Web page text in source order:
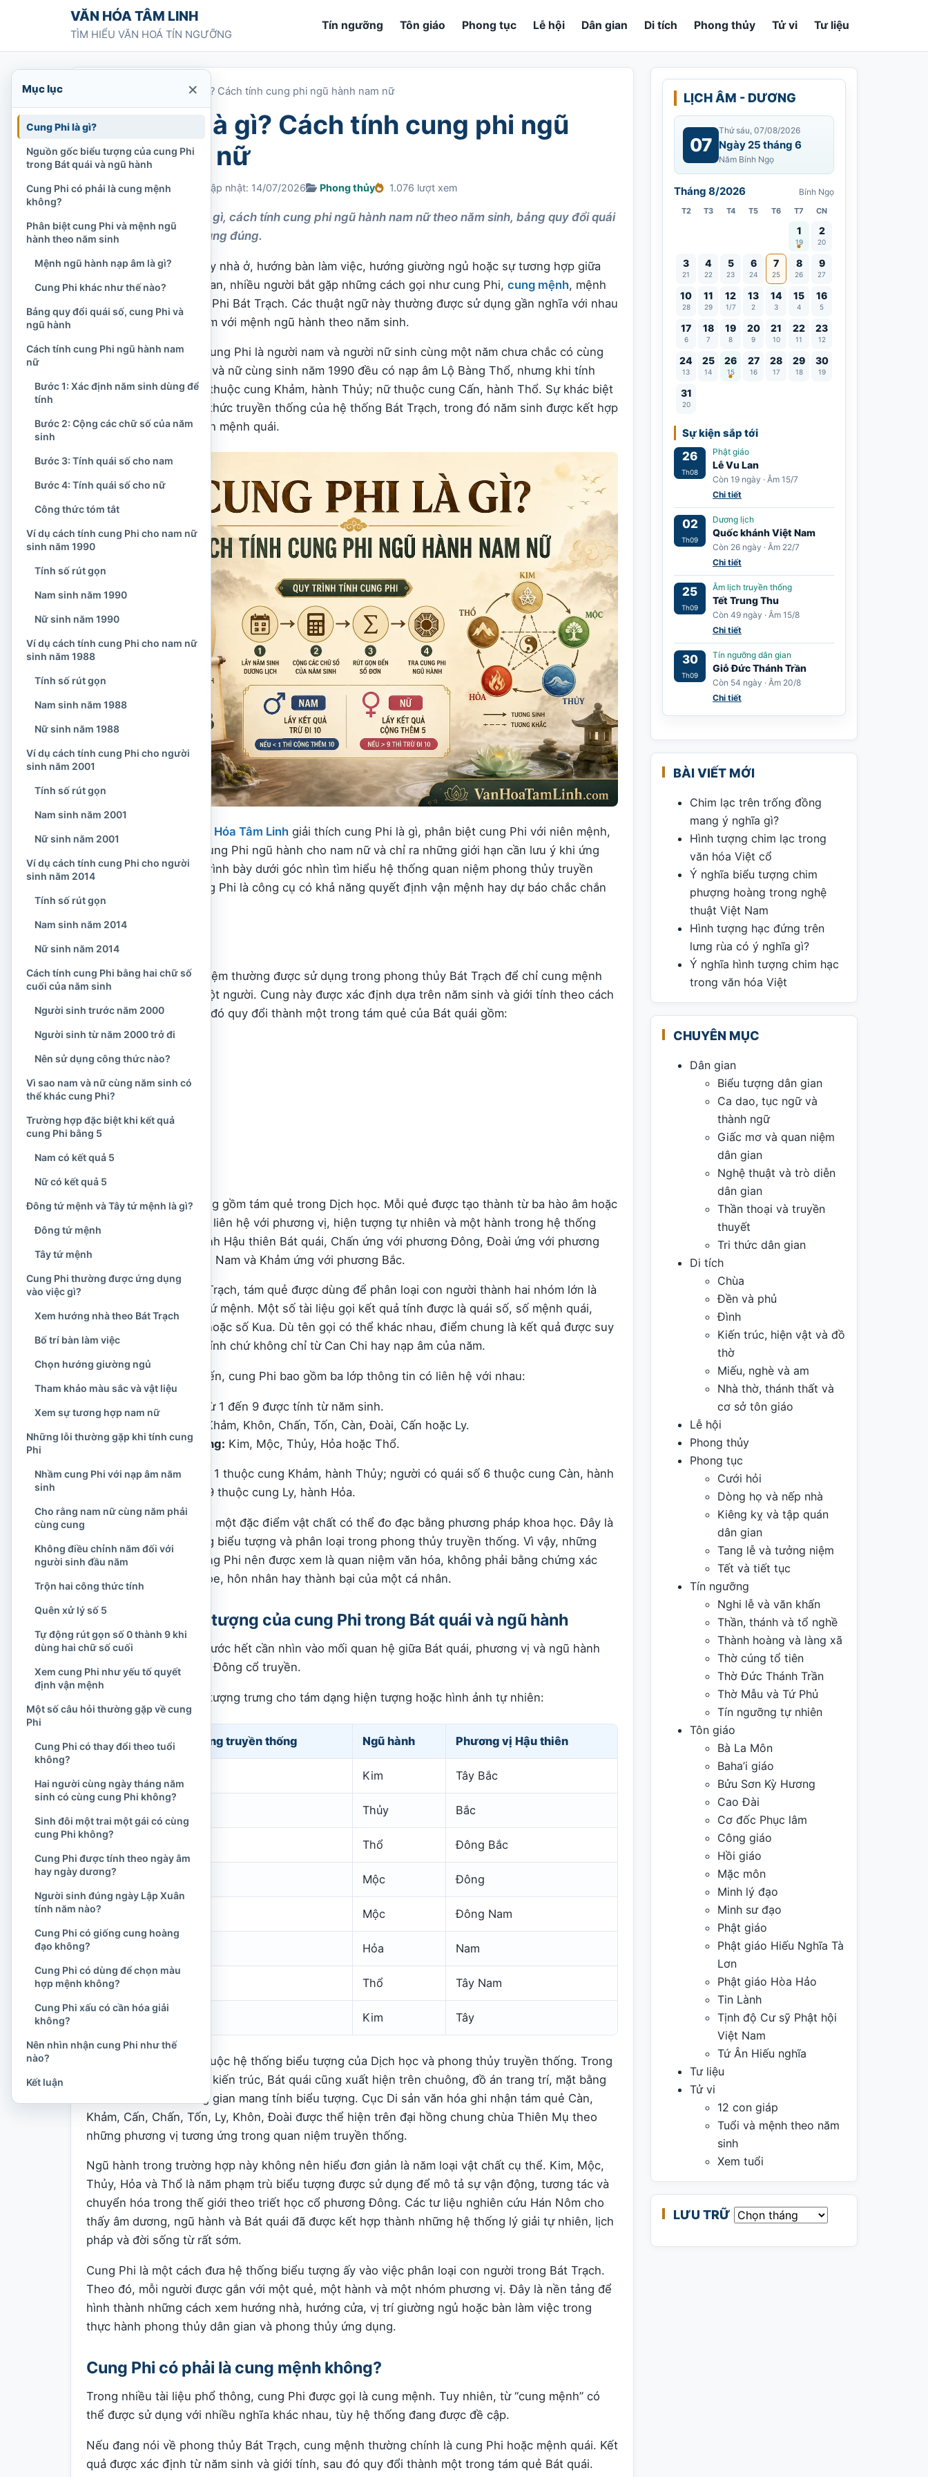
Chuyển tới nội dungVĂN HÓA TÂM LINH
TÌM HIỂU VĂN HOÁ TÍN NGƯỠNG
Tín ngưỡng Tôn giáo Phong tục Lễ hội Dân gian Di tích Phong thủy Tử vi Tư liệu
Cung Phi là gì? Cách tính cung phi ngũ hành nam nữ
Cung Phi là gì? Cách tính cung phi ngũ
hành nam nữ
Chi Tran 07/12/2021 Cập nhật: 14/07/2026 Phong thủy 1.076 lượt xem
Tìm hiểu cung phi là gì, cách tính cung phi ngũ hành nam nữ theo năm sinh, bảng quy đổi quái
số và lưu ý khi áp dụng đúng.
Khi tìm hiểu phong thủy nhà ở, hướng bàn làm việc, hướng giường ngủ hoặc sự tương hợp giữa
con người với không gian, nhiều người bắt gặp những cách gọi như cung Phi, cung mệnh, mệnh
quái, quái số hay cung Phi Bát Trạch. Các thuật ngữ này thường được sử dụng gần nghĩa với nhau
nhưng lại rất dễ bị nhầm với mệnh ngũ hành theo năm sinh.
Điểm đáng chú ý của cung Phi là người nam và người nữ sinh cùng một năm chưa chắc có cùng
cung. Chẳng hạn, nam và nữ cùng sinh năm 1990 đều có nạp âm Lộ Bàng Thổ, nhưng khi tính
theo cung Phi thì nam thuộc cung Khảm, hành Thủy; nữ thuộc cung Cấn, hành Thổ. Sự khác biệt
này xuất phát từ công thức truyền thống của hệ thống Bát Trạch, trong đó năm sinh được kết hợp
với giới tính để xác định mệnh quái.
Văn Hóa Tâm Linh giải thích cung Phi là gì, phân biệt cung Phi với niên mệnh,
hướng dẫn cách tính cung Phi ngũ hành cho nam nữ và chỉ ra những giới hạn cần lưu ý khi ứng
dụng. Nội dung được trình bày dưới góc nhìn tìm hiểu hệ thống quan niệm phong thủy truyền
thống, không xem cung Phi là công cụ có khả năng quyết định vận mệnh hay dự báo chắc chắn
tương lai.
Cung Phi là gì?
Cung Phi là một khái niệm thường được sử dụng trong phong thủy Bát Trạch để chỉ cung mệnh
hoặc mệnh quái của một người. Cung này được xác định dựa trên năm sinh và giới tính theo cách
tính truyền thống, sau đó quy đổi thành một trong tám quẻ của Bát quái gồm:
Càn
Khảm
Cấn
Chấn
Tốn
Bát quái vốn là hệ thống gồm tám quẻ trong Dịch học. Mỗi quẻ được tạo thành từ ba hào âm hoặc
dương, đồng thời được liên hệ với phương vị, hiện tượng tự nhiên và một hành trong hệ thống
ngũ hành. Trong đồ hình Hậu thiên Bát quái, Chấn ứng với phương Đông, Đoài ứng với phương
Tây, Ly ứng với phương Nam và Khảm ứng với phương Bắc.
Khi ứng dụng vào Bát Trạch, tám quẻ được dùng để phân loại con người thành hai nhóm lớn là
Đông tứ mệnh và Tây tứ mệnh. Một số tài liệu gọi kết quả tính được là quái số, số mệnh quái,
cung mệnh Bát Trạch hoặc số Kua. Dù tên gọi có thể khác nhau, điểm chung là kết quả được suy
ra từ năm sinh và giới tính chứ không chỉ từ Can Chi hay nạp âm của năm.
Theo cách hiểu phổ biến, cung Phi bao gồm ba lớp thông tin có liên hệ với nhau:
Quái số: Một số từ 1 đến 9 được tính từ năm sinh.
Khảm, Khôn, Chấn, Tốn, Càn, Đoài, Cấn hoặc Ly.
Ngũ hành của cung: Kim, Mộc, Thủy, Hỏa hoặc Thổ.
Ví dụ, người có quái số 1 thuộc cung Khảm, hành Thủy; người có quái số 6 thuộc cung Càn, hành
Kim; người có quái số 9 thuộc cung Ly, hành Hỏa.
Cung Phi không phải là một đặc điểm vật chất có thể đo đạc bằng phương pháp khoa học. Đây là
sản phẩm của hệ thống biểu tượng và phân loại trong phong thủy truyền thống. Vì vậy, những
nhận định dựa trên cung Phi nên được xem là quan niệm văn hóa, không phải bằng chứng xác
định tính cách, sức khỏe, hôn nhân hay thành bại của một cá nhân.
Nguồn gốc biểu tượng của cung Phi trong Bát quái và ngũ hành
Muốn hiểu cung Phi, trước hết cần nhìn vào mối quan hệ giữa Bát quái, phương vị và ngũ hành
trong tư tưởng phương Đông cổ truyền.
Bát quái gồm tám quẻ tượng trưng cho tám dạng hiện tượng hoặc hình ảnh tự nhiên:
Cung Hình tượng truyền thống Ngũ hành Phương vị Hậu thiên
Kim Tây Bắc
Thủy Bắc
Cấn Thổ Đông Bắc
Chấn Mộc Đông
Tốn Mộc Đông Nam
Hỏa Nam
Khôn Thổ Tây Nam
Kim Tây
Các mối liên hệ trên thuộc hệ thống biểu tượng của Dịch học và phong thủy truyền thống. Trong
nghiên cứu văn hóa và kiến trúc, Bát quái cũng xuất hiện trên chuông, đồ án trang trí, mặt bằng
kiến trúc và các không gian mang tính biểu tượng. Cục Di sản văn hóa ghi nhận tám quẻ Càn,
Khảm, Cấn, Chấn, Tốn, Ly, Khôn, Đoài được thể hiện trên đại hồng chung chùa Thiên Mụ theo
những phương vị tương ứng trong quan niệm truyền thống.
Ngũ hành trong trường hợp này không nên hiểu đơn giản là năm loại vật chất cụ thể. Kim, Mộc,
Thủy, Hỏa và Thổ là năm phạm trù biểu tượng được sử dụng để mô tả sự vận động, tương tác và
chuyển hóa trong thế giới theo triết học cổ phương Đông. Các tư liệu nghiên cứu Hán Nôm cho
thấy âm dương, ngũ hành và Bát quái đã được kết hợp thành những hệ thống lý giải tự nhiên, lịch
pháp và đời sống từ rất sớm.
Cung Phi là một cách đưa hệ thống biểu tượng ấy vào việc phân loại con người trong Bát Trạch.
Theo đó, mỗi người được gắn với một quẻ, một hành và một nhóm phương vị. Đây là nền tảng để
hình thành những cách xem hướng nhà, hướng cửa, vị trí giường ngủ hoặc bàn làm việc trong
thực hành phong thủy dân gian và phong thủy ứng dụng.
Cung Phi có phải là cung mệnh không?
Trong nhiều tài liệu phổ thông, cung Phi được gọi là cung mệnh. Tuy nhiên, từ “cung mệnh” có
thể được sử dụng với nhiều nghĩa khác nhau, tùy hệ thống đang được đề cập.
Nếu đang nói về phong thủy Bát Trạch, cung mệnh thường chính là cung Phi hoặc mệnh quái. Kết
quả được xác định từ năm sinh và giới tính, sau đó quy đổi thành một trong tám quẻ Bát quái.
LỊCH ÂM - DƯƠNG
07
Thứ sáu, 07/08/2026
Ngày 25 tháng 6
Năm Bính Ngọ
Tháng 8/2026 Bính Ngọ
T2 T3 T4 T5 T6 T7 CN
1
19
Vía Quán Thế Âm thành đạo
2
20
3
21
4
22
5
23
6
24
7
25
8
26
9
27
10
28
11
29
12
1/7
13
2
14
3
15
4
16
5
17
6
18
7
19
8
20
9
21
10
22
11
23
12
24
13
25
14
26
15
Lễ Vu Lan
27
16
28
17
29
18
30
19
31
20
Sự kiện sắp tới
26
Th08
Phật giáo
Lễ Vu Lan
Còn 19 ngày · Âm 15/7
Chi tiết
02
Th09
Dương lịch
Quốc khánh Việt Nam
Còn 26 ngày · Âm 22/7
Chi tiết
25
Th09
Âm lịch truyền thống
Tết Trung Thu
Còn 49 ngày · Âm 15/8
Chi tiết
30
Th09
Tín ngưỡng dân gian
Giỗ Đức Thánh Trần
Còn 54 ngày · Âm 20/8
Chi tiết
BÀI VIẾT MỚI
Chim lạc trên trống đồng
mang ý nghĩa gì?
Hình tượng chim lạc trong
văn hóa Việt cổ
Ý nghĩa biểu tượng chim
phượng hoàng trong nghệ
thuật Việt Nam
Hình tượng hạc đứng trên
lưng rùa có ý nghĩa gì?
Ý nghĩa hình tượng chim hạc
trong văn hóa Việt
CHUYÊN MỤC
Dân gian
Biểu tượng dân gian
Ca dao, tục ngữ và
thành ngữ
Giấc mơ và quan niệm
dân gian
Nghệ thuật và trò diễn
dân gian
Thần thoại và truyền
thuyết
Tri thức dân gian
Di tích
Chùa
Đền và phủ
Đình
Kiến trúc, hiện vật và đồ
thờ
Miếu, nghè và am
Nhà thờ, thánh thất và
cơ sở tôn giáo
Lễ hội
Phong thủy
Phong tục
Cưới hỏi
Dòng họ và nếp nhà
Kiêng kỵ và tập quán
dân gian
Tang lễ và tưởng niệm
Tết và tiết tục
Tín ngưỡng
Nghi lễ và văn khấn
Thần, thánh và tổ nghề
Thành hoàng và làng xã
Thờ cúng tổ tiên
Thờ Đức Thánh Trần
Thờ Mẫu và Tứ Phủ
Tín ngưỡng tự nhiên
Tôn giáo
Bà La Môn
Baha’i giáo
Bửu Sơn Kỳ Hương
Cao Đài
Cơ đốc Phục lâm
Công giáo
Hồi giáo
Mặc môn
Minh lý đạo
Minh sư đạo
Phật giáo
Phật giáo Hiếu Nghĩa Tà
Lơn
Phật giáo Hòa Hảo
Tin Lành
Tịnh độ Cư sỹ Phật hội
Việt Nam
Tứ Ân Hiếu nghĩa
Tư liệu
Tử vi
12 con giáp
Tuổi và mệnh theo năm
sinh
Xem tuổi
LƯU TRỮ Lưu trữ
Mục lục ×
Cung Phi là gì?
Nguồn gốc biểu tượng của cung Phi
trong Bát quái và ngũ hành
Cung Phi có phải là cung mệnh
không?
Phân biệt cung Phi và mệnh ngũ
hành theo năm sinh
Mệnh ngũ hành nạp âm là gì?
Cung Phi khác như thế nào?
Bảng quy đổi quái số, cung Phi và
ngũ hành
Cách tính cung Phi ngũ hành nam
nữ
Bước 1: Xác định năm sinh dùng để
tính
Bước 2: Cộng các chữ số của năm
sinh
Bước 3: Tính quái số cho nam
Bước 4: Tính quái số cho nữ
Công thức tóm tắt
Ví dụ cách tính cung Phi cho nam nữ
sinh năm 1990
Tính số rút gọn
Nam sinh năm 1990
Nữ sinh năm 1990
Ví dụ cách tính cung Phi cho nam nữ
sinh năm 1988
Tính số rút gọn
Nam sinh năm 1988
Nữ sinh năm 1988
Ví dụ cách tính cung Phi cho người
sinh năm 2001
Tính số rút gọn
Nam sinh năm 2001
Nữ sinh năm 2001
Ví dụ cách tính cung Phi cho người
sinh năm 2014
Tính số rút gọn
Nam sinh năm 2014
Nữ sinh năm 2014
Cách tính cung Phi bằng hai chữ số
cuối của năm sinh
Người sinh trước năm 2000
Người sinh từ năm 2000 trở đi
Nên sử dụng công thức nào?
Vì sao nam và nữ cùng năm sinh có
thể khác cung Phi?
Trường hợp đặc biệt khi kết quả
cung Phi bằng 5
Nam có kết quả 5
Nữ có kết quả 5
Đông tứ mệnh và Tây tứ mệnh là gì?
Đông tứ mệnh
Tây tứ mệnh
Cung Phi thường được ứng dụng
vào việc gì?
Xem hướng nhà theo Bát Trạch
Bố trí bàn làm việc
Chọn hướng giường ngủ
Tham khảo màu sắc và vật liệu
Xem sự tương hợp nam nữ
Những lỗi thường gặp khi tính cung
Phi
Nhầm cung Phi với nạp âm năm
sinh
Cho rằng nam nữ cùng năm phải
cùng cung
Không điều chỉnh năm đối với
người sinh đầu năm
Trộn hai công thức tính
Quên xử lý số 5
Tự động rút gọn số 0 thành 9 khi
dùng hai chữ số cuối
Xem cung Phi như yếu tố quyết
định vận mệnh
Một số câu hỏi thường gặp về cung
Phi
Cung Phi có thay đổi theo tuổi
không?
Hai người cùng ngày tháng năm
sinh có cùng cung Phi không?
Sinh đôi một trai một gái có cùng
cung Phi không?
Cung Phi được tính theo ngày âm
hay ngày dương?
Người sinh đúng ngày Lập Xuân
tính năm nào?
Cung Phi có giống cung hoàng
đạo không?
Cung Phi có dùng để chọn màu
hợp mệnh không?
Cung Phi xấu có cần hóa giải
không?
Nên nhìn nhận cung Phi như thế
nào?
Kết luận